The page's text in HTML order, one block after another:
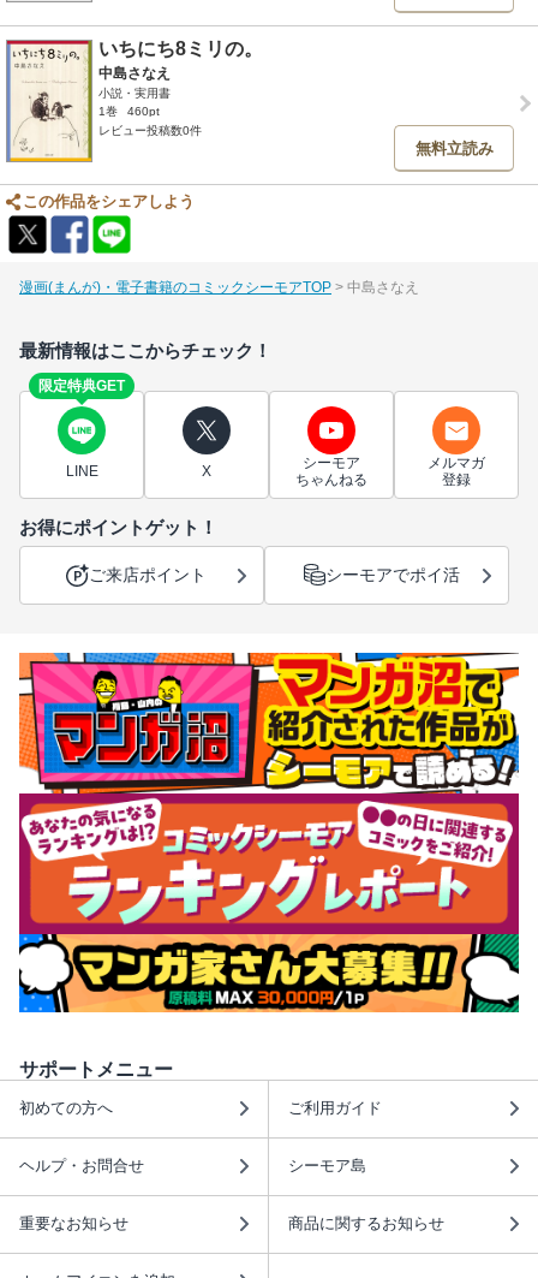
いちにち8ミリの。
中島さなえ
小説・実用書
1巻
460pt
レビュー投稿数0件
無料立読み
この作品をシェアしよう
漫画(まんが)・電子書籍のコミックシーモアTOP 中島さなえ
最新情報はここからチェック！
限定特典GET
LINE X
シーモア
ちゃんねる
メルマガ
登録
お得にポイントゲット！
ご来店ポイント シーモアでポイ活
サポートメニュー
初めての方へ ご利用ガイド
ヘルプ・お問合せ シーモア島
重要なお知らせ 商品に関するお知らせ